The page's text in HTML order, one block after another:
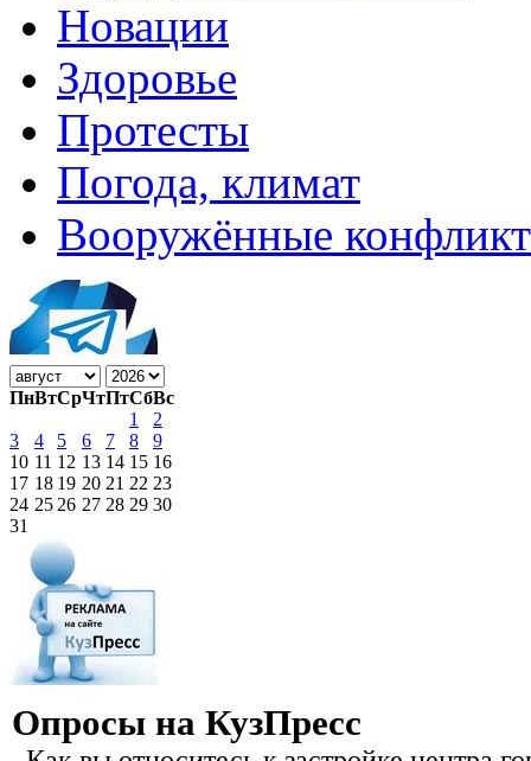
Новации
Здоровье
Протесты
Погода, климат
Вооружённые
ПнВтСрЧтПтСбВс
1
2
3
4 5 6 7 8
9
10 11 12 13 14 15 16
17 18 19 20 21 22 23
24 25 26 27 28 29 30
31
Опросы на КузПресс